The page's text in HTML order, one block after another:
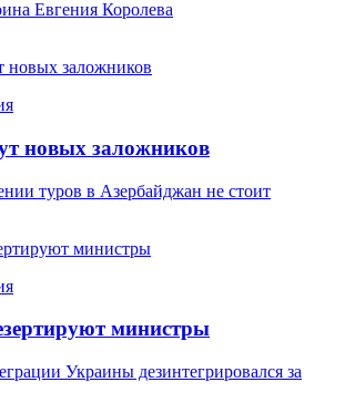
Евгения Королева
новых заложников
туров в Азербайджан не стоит
министры
Украины дезинтегрировался за